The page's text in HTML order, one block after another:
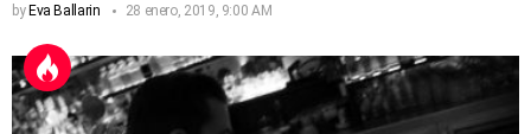
byEva Ballarin 28 enero, 2019, 9:00 AM